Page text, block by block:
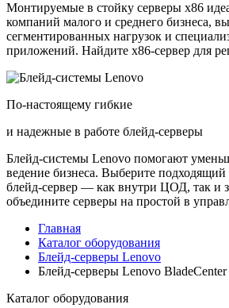
Монтируемые в стойку серверы x86
компаний малого и среднего бизнеса,
сегментированных нагрузок и
приложений. Найдите x86-сервер для
По-настоящему гибкие
и надежные в работе блейд-серверы
Блейд-системы Lenovo помогают
ведение бизнеса. Выберите подходящий
блейд-сервер — как внутри ЦОД, так и
объедините серверы на простой в
Главная
Каталог оборудования
Блейд-серверы Lenovo
Блейд-серверы Lenovo BladeCenter
Каталог оборудования